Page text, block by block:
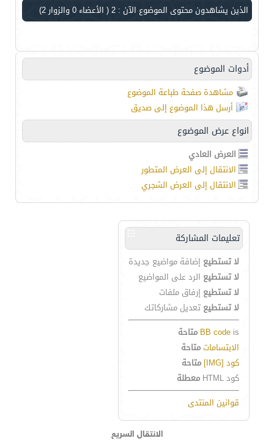
الذين يشاهدون محتوى الموضوع الآن : 2 ( الأعضاء 0 والزوار 2)
أدوات الموضوع
مشاهدة صفحة طباعة الموضوع
أرسل هذا الموضوع إلى صديق
انواع عرض الموضوع
العرض العادي
الانتقال إلى العرض المتطور
الانتقال إلى العرض الشجري
تعليمات المشاركة
لا تستطيع إضافة مواضيع جديدة
لا تستطيع الرد على المواضيع
لا تستطيع إرفاق ملفات
لا تستطيع تعديل مشاركاتك
BB code is
متاحة
الابتساماتمتاحة
كود [IMG]
متاحة
كود HTML
معطلة
قوانين المنتدى
الانتقال السريع